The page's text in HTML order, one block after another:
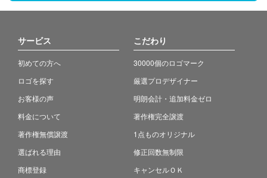
サービス
初めての方へ
ロゴを探す
お客様の声
料金について
著作権無償譲渡
選ばれる理由
商標登録
こだわり
30000個のロゴマーク
厳選プロデザイナー
明朗会計・追加料金ゼロ
著作権完全譲渡
1点ものオリジナル
修正回数無制限
キャンセルＯＫ